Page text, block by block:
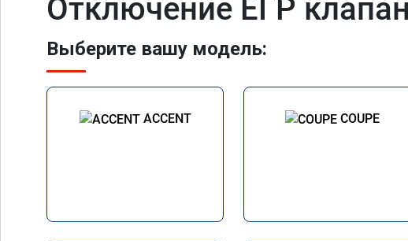
Отключение ЕГР
Выберите вашу модель:
ACCENT COUPE